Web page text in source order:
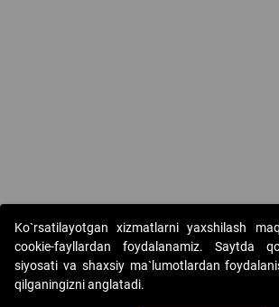
Copyright © 2017-2026. "Elektron onlayn-
Ko`rsatilayotgan xizmatlarni yaxshilash
cookie-fayllardan foydalanamiz. Saytda
siyosati va shaxsiy ma`lumotlardan
qilganingizni anglatadi.